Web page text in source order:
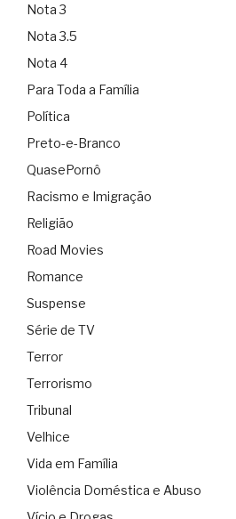
Nota 3
Nota 3.5
Nota 4
Para Toda a Família
Política
Preto-e-Branco
QuasePornô
Racismo e Imigração
Religião
Road Movies
Romance
Suspense
Série de TV
Terror
Terrorismo
Tribunal
Velhice
Vida em Família
Violência Doméstica e Abuso